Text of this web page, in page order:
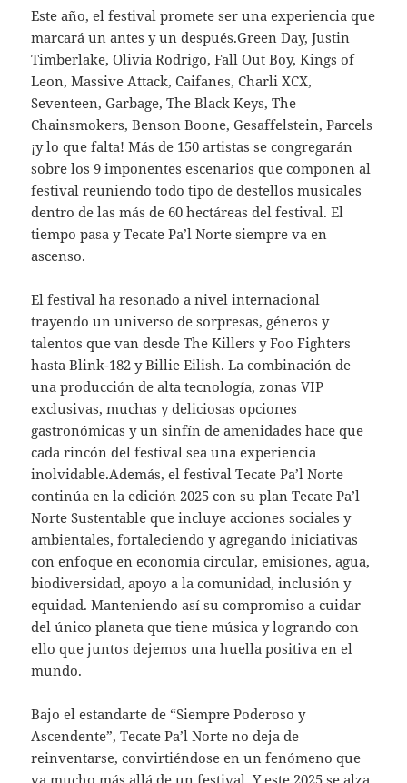
Este año, el festival promete ser una experiencia que
marcará un antes y un después.Green Day, Justin
Timberlake, Olivia Rodrigo, Fall Out Boy, Kings of
Leon, Massive Attack, Caifanes, Charli XCX,
Seventeen, Garbage, The Black Keys, The
Chainsmokers, Benson Boone, Gesaffelstein, Parcels
¡y lo que falta! Más de 150 artistas se congregarán
sobre los 9 imponentes escenarios que componen al
festival reuniendo todo tipo de destellos musicales
dentro de las más de 60 hectáreas del festival. El
tiempo pasa y Tecate Pa’l Norte siempre va en
ascenso.
El festival ha resonado a nivel internacional
trayendo un universo de sorpresas, géneros y
talentos que van desde The Killers y Foo Fighters
hasta Blink-182 y Billie Eilish. La combinación de
una producción de alta tecnología, zonas VIP
exclusivas, muchas y deliciosas opciones
gastronómicas y un sinfín de amenidades hace que
cada rincón del festival sea una experiencia
inolvidable.Además, el festival Tecate Pa’l Norte
continúa en la edición 2025 con su plan Tecate Pa’l
Norte Sustentable que incluye acciones sociales y
ambientales, fortaleciendo y agregando iniciativas
con enfoque en economía circular, emisiones, agua,
biodiversidad, apoyo a la comunidad, inclusión y
equidad. Manteniendo así su compromiso a cuidar
del único planeta que tiene música y logrando con
ello que juntos dejemos una huella positiva en el
mundo.
Bajo el estandarte de “Siempre Poderoso y
Ascendente”, Tecate Pa’l Norte no deja de
reinventarse, convirtiéndose en un fenómeno que
va mucho más allá de un festival. Y este 2025 se alza